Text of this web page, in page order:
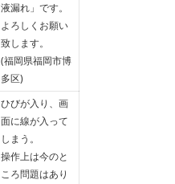
液漏れ」です。
よろしくお願い
致します。
(福岡県福岡市博
多区)
ひびが入り、画
面に線が入って
しまう。
操作上は今のと
ころ問題はあり